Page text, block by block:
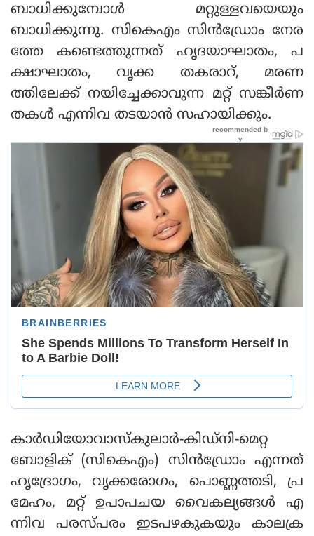
ബാധിക്കുമ്പോള്‍ മറ്റുള്ളവയെയും
ബാധിക്കുന്നു. സികെഎം സിന്‍ഡ്രോം നേര
ത്തേ കണ്ടെത്തുന്നത് ഹൃദയാഘാതം, പ
ക്ഷാഘാതം, വൃക്ക തകരാറ്, മരണ
ത്തിലേക്ക് നയിച്ചേക്കാവുന്ന മറ്റ് സങ്കീര്‍ണ
തകള്‍ എന്നിവ തടയാന്‍ സഹായിക്കും.
കാര്‍ഡിയോവാസ്‌കുലാര്‍-കിഡ്‌നി-മെറ്റ
ബോളിക് (സികെഎം) സിന്‍ഡ്രോം എന്നത്
ഹൃദ്രോഗം, വൃക്കരോഗം, പൊണ്ണത്തടി, പ്ര
മേഹം, മറ്റ് ഉപാപചയ വൈകല്യങ്ങള്‍ എ
ന്നിവ പരസ്പരം ഇടപഴകുകയും കാലക്ര